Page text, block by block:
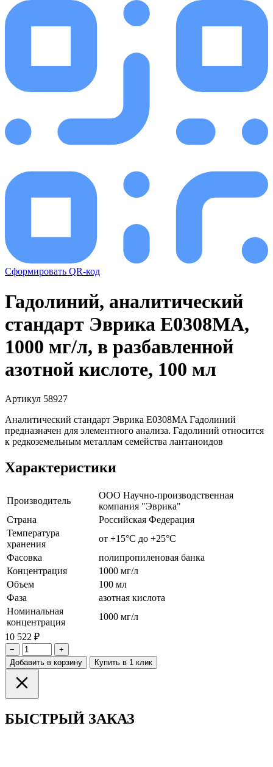
Сформировать QR-код
Гадолиний, аналитический
стандарт Эврика E0308MA,
1000 мг/л, в разбавленной
азотной кислоте, 100 мл
Артикул 58927
Аналитический стандарт Эврика E0308MA Гадолиний
предназначен для элементного анализа. Гадолиний относится
к редкоземельным металлам семейства лантаноидов
Характеристики
Производитель
ООО Научно-производственная
компания "Эврика"
Страна
Российская Федерация
Температура
хранения
от +15°С до +25°С
Фасовка
полипропиленовая банка
Концентрация
1000 мг/л
Объем
100 мл
Фаза
азотная кислота
Номинальная
концентрация
1000 мг/л
10 522 ₽
−
+
Добавить в корзину
Купить в 1 клик
БЫСТРЫЙ ЗАКАЗ